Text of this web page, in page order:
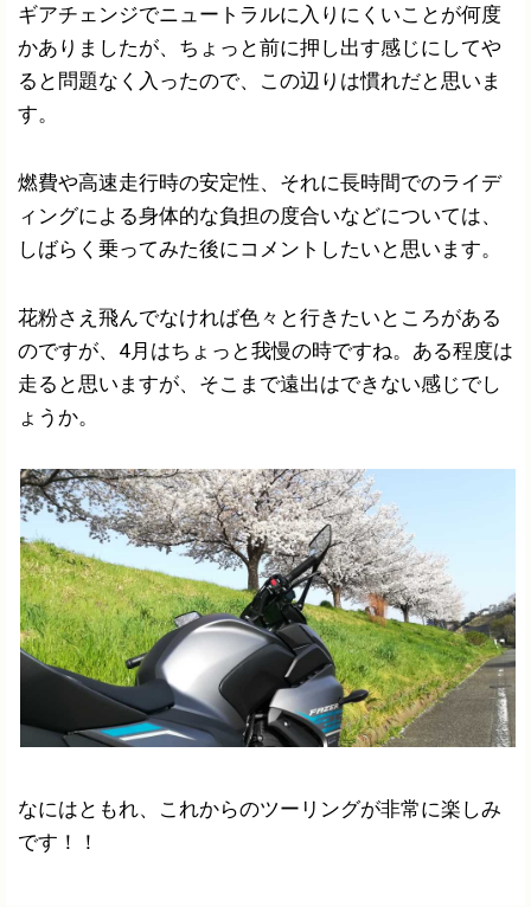
ギアチェンジでニュートラルに入りにくいことが何度
かありましたが、ちょっと前に押し出す感じにしてや
ると問題なく入ったので、この辺りは慣れだと思いま
す。
燃費や高速走行時の安定性、それに長時間でのライデ
ィングによる身体的な負担の度合いなどについては、
しばらく乗ってみた後にコメントしたいと思います。
花粉さえ飛んでなければ色々と行きたいところがある
のですが、4月はちょっと我慢の時ですね。ある程度は
走ると思いますが、そこまで遠出はできない感じでし
ょうか。
なにはともれ、これからのツーリングが非常に楽しみ
です！！